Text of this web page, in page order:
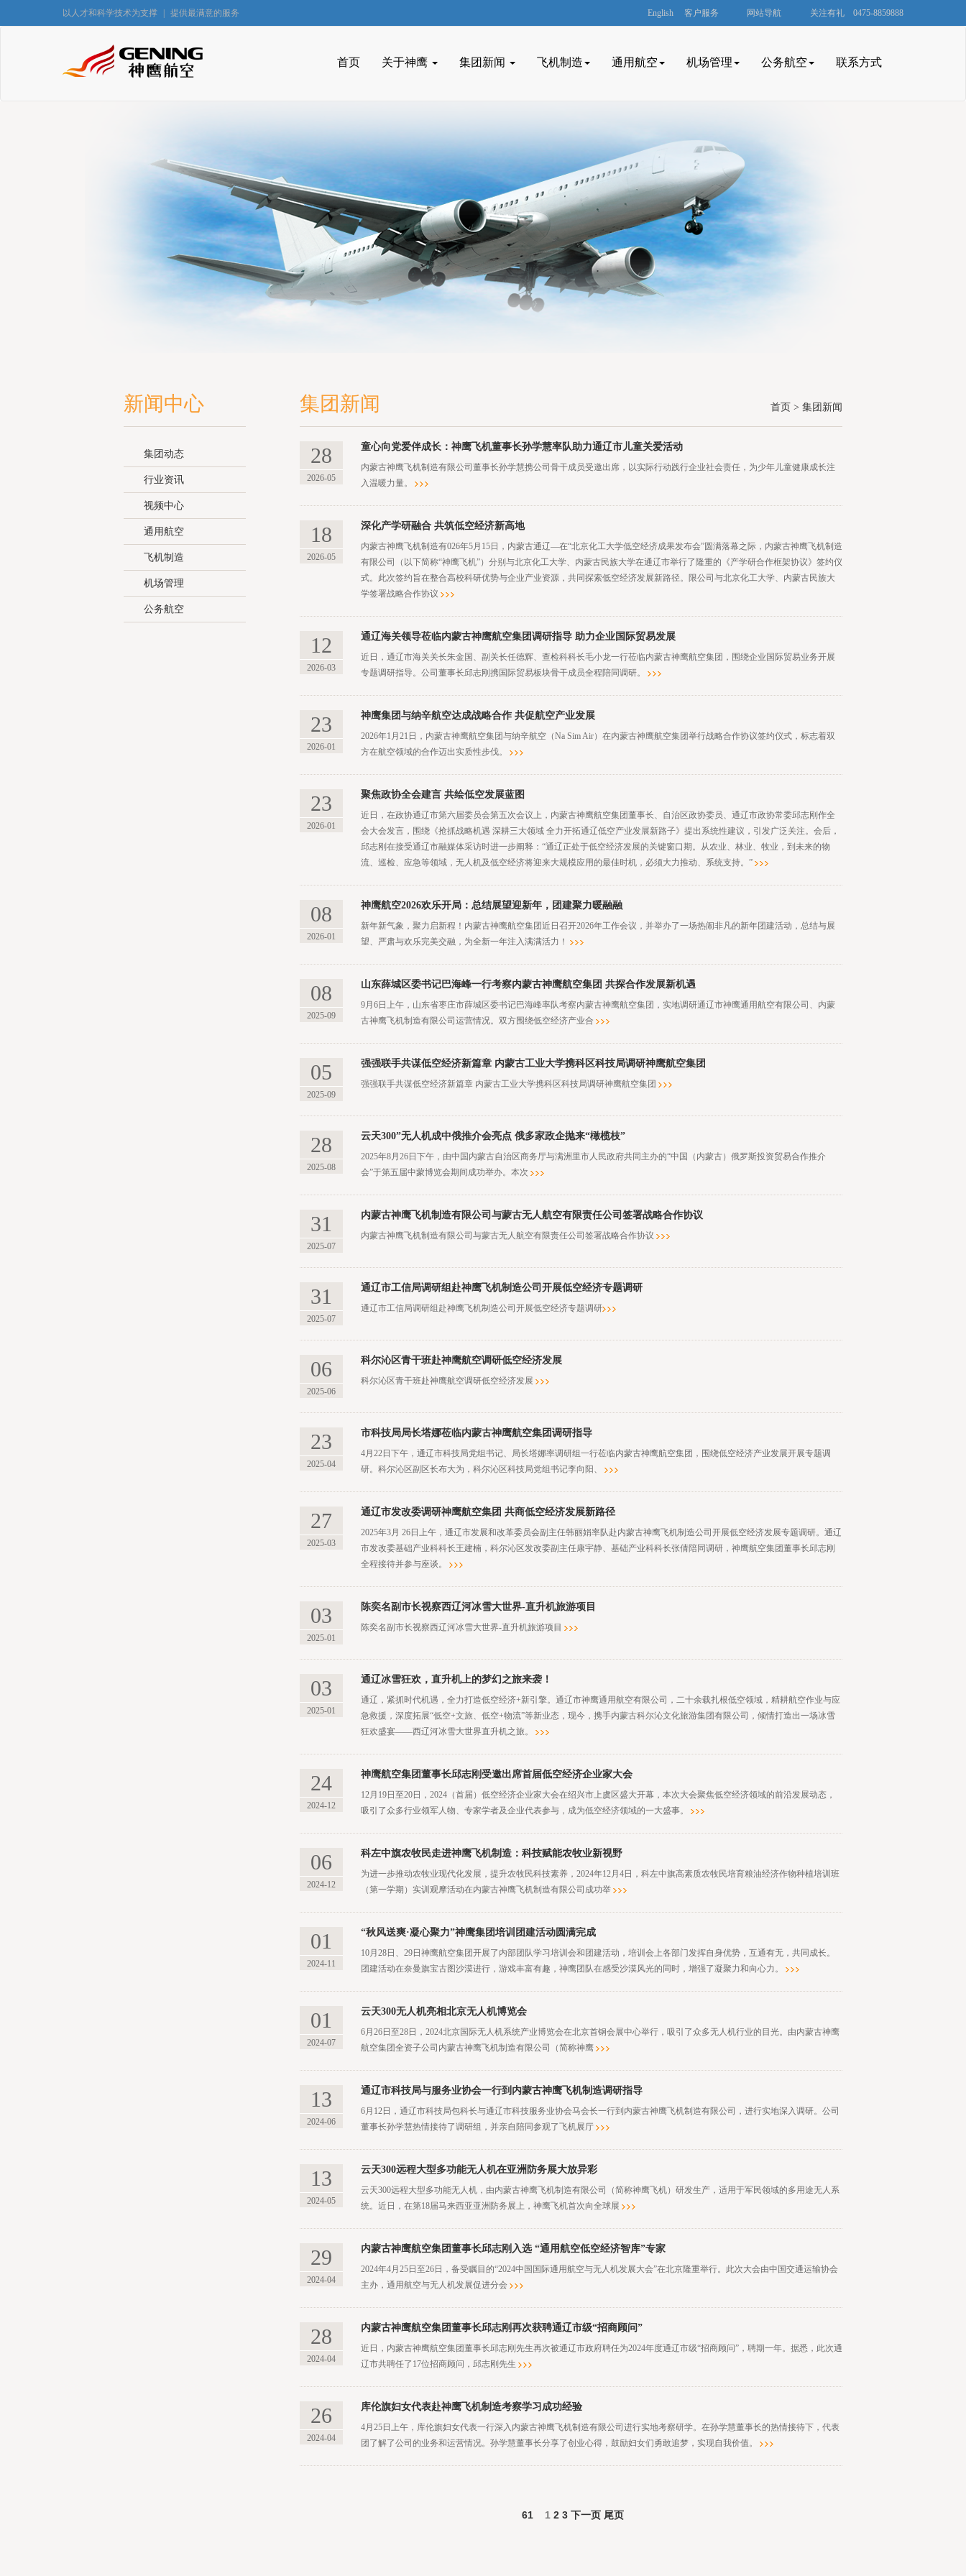
以人才和科学技术为支撑 提供最满意的服务 English 客户服务
客服热线 0475-8859888
网站导航
通用航空
SY-200
BELL407
更多服务
机场管理网
更多服务
更多服务
关注有礼 0475-8859888
首页 关于神鹰 集团新闻 飞机制造 通用航空 机场管理 公务航空 联系方式
新闻中心
集团动态
行业资讯
视频中心
通用航空
飞机制造
机场管理
公务航空
集团新闻 首页 > 集团新闻
28
2026-05
童心向党爱伴成长：神鹰飞机董事长孙学慧率队助力通辽市儿童关爱活动
内蒙古神鹰飞机制造有限公司董事长孙学慧携公司骨干成员受邀出席，以实际行动践行企业社会责任，为少年儿童健康成长注
入温暖力量。
18
2026-05
深化产学研融合 共筑低空经济新高地
内蒙古神鹰飞机制造有026年5月15日，内蒙古通辽—在“北京化工大学低空经济成果发布会”圆满落幕之际，内蒙古神鹰飞机制造
有限公司（以下简称“神鹰飞机”）分别与北京化工大学、内蒙古民族大学在通辽市举行了隆重的《产学研合作框架协议》签约仪
式。此次签约旨在整合高校科研优势与企业产业资源，共同探索低空经济发展新路径。限公司与北京化工大学、内蒙古民族大
学签署战略合作协议
12
2026-03
通辽海关领导莅临内蒙古神鹰航空集团调研指导 助力企业国际贸易发展
近日，通辽市海关关长朱金国、副关长任德辉、查检科科长毛小龙一行莅临内蒙古神鹰航空集团，围绕企业国际贸易业务开展
专题调研指导。公司董事长邱志刚携国际贸易板块骨干成员全程陪同调研。
23
2026-01
神鹰集团与纳辛航空达成战略合作 共促航空产业发展
2026年1月21日，内蒙古神鹰航空集团与纳辛航空（Na Sim Air）在内蒙古神鹰航空集团举行战略合作协议签约仪式，标志着双
方在航空领域的合作迈出实质性步伐。
23
2026-01
聚焦政协全会建言 共绘低空发展蓝图
近日，在政协通辽市第六届委员会第五次会议上，内蒙古神鹰航空集团董事长、自治区政协委员、通辽市政协常委邱志刚作全
会大会发言，围绕《抢抓战略机遇 深耕三大领域 全力开拓通辽低空产业发展新路子》提出系统性建议，引发广泛关注。会后，
邱志刚在接受通辽市融媒体采访时进一步阐释：“通辽正处于低空经济发展的关键窗口期。从农业、林业、牧业，到未来的物
流、巡检、应急等领域，无人机及低空经济将迎来大规模应用的最佳时机，必须大力推动、系统支持。”
08
2026-01
神鹰航空2026欢乐开局：总结展望迎新年，团建聚力暖融融
新年新气象，聚力启新程！内蒙古神鹰航空集团近日召开2026年工作会议，并举办了一场热闹非凡的新年团建活动，总结与展
望、严肃与欢乐完美交融，为全新一年注入满满活力！
08
2025-09
山东薛城区委书记巴海峰一行考察内蒙古神鹰航空集团 共探合作发展新机遇
9月6日上午，山东省枣庄市薛城区委书记巴海峰率队考察内蒙古神鹰航空集团，实地调研通辽市神鹰通用航空有限公司、内蒙
古神鹰飞机制造有限公司运营情况。双方围绕低空经济产业合
05
2025-09
强强联手共谋低空经济新篇章 内蒙古工业大学携科区科技局调研神鹰航空集团
强强联手共谋低空经济新篇章 内蒙古工业大学携科区科技局调研神鹰航空集团
28
2025-08
云天300”无人机成中俄推介会亮点 俄多家政企抛来“橄榄枝”
2025年8月26日下午，由中国内蒙古自治区商务厅与满洲里市人民政府共同主办的“中国（内蒙古）俄罗斯投资贸易合作推介
会”于第五届中蒙博览会期间成功举办。本次
31
2025-07
内蒙古神鹰飞机制造有限公司与蒙古无人航空有限责任公司签署战略合作协议
内蒙古神鹰飞机制造有限公司与蒙古无人航空有限责任公司签署战略合作协议
31
2025-07
通辽市工信局调研组赴神鹰飞机制造公司开展低空经济专题调研​
通辽市工信局调研组赴神鹰飞机制造公司开展低空经济专题调研​
06
2025-06
科尔沁区青干班赴神鹰航空调研低空经济发展
科尔沁区青干班赴神鹰航空调研低空经济发展
23
2025-04
市科技局局长塔娜莅临内蒙古神鹰航空集团调研指导
4月22日下午，通辽市科技局党组书记、局长塔娜率调研组一行莅临内蒙古神鹰航空集团，围绕低空经济产业发展开展专题调
研。科尔沁区副区长布大为，科尔沁区科技局党组书记李向阳、
27
2025-03
通辽市发改委调研神鹰航空集团 共商低空经济发展新路径
2025年3月 26日上午，通辽市发展和改革委员会副主任韩丽娟率队赴内蒙古神鹰飞机制造公司开展低空经济发展专题调研。通辽
市发改委基础产业科科长王建楠，科尔沁区发改委副主任康宇静、基础产业科科长张倩陪同调研，神鹰航空集团董事长邱志刚
全程接待并参与座谈。
03
2025-01
陈奕名副市长视察西辽河冰雪大世界-直升机旅游项目
陈奕名副市长视察西辽河冰雪大世界-直升机旅游项目
03
2025-01
通辽冰雪狂欢，直升机上的梦幻之旅来袭！
通辽，紧抓时代机遇，全力打造低空经济+新引擎。通辽市神鹰通用航空有限公司，二十余载扎根低空领域，精耕航空作业与应
急救援，深度拓展“低空+文旅、低空+物流”等新业态，现今，携手内蒙古科尔沁文化旅游集团有限公司，倾情打造出一场冰雪
狂欢盛宴——西辽河冰雪大世界直升机之旅。
24
2024-12
神鹰航空集团董事长邱志刚受邀出席首届低空经济企业家大会
12月19日至20日，2024（首届）低空经济企业家大会在绍兴市上虞区盛大开幕，本次大会聚焦低空经济领域的前沿发展动态，
吸引了众多行业领军人物、专家学者及企业代表参与，成为低空经济领域的一大盛事。
06
2024-12
科左中旗农牧民走进神鹰飞机制造：科技赋能农牧业新视野
为进一步推动农牧业现代化发展，提升农牧民科技素养，2024年12月4日，科左中旗高素质农牧民培育粮油经济作物种植培训班
（第一学期）实训观摩活动在内蒙古神鹰飞机制造有限公司成功举
01
2024-11
“秋风送爽·凝心聚力”神鹰集团培训团建活动圆满完成
10月28日、29日神鹰航空集团开展了内部团队学习培训会和团建活动，培训会上各部门发挥自身优势，互通有无，共同成长。
团建活动在奈曼旗宝古图沙漠进行，游戏丰富有趣，神鹰团队在感受沙漠风光的同时，增强了凝聚力和向心力。
01
2024-07
云天300无人机亮相北京无人机博览会
6月26日至28日，2024北京国际无人机系统产业博览会在北京首钢会展中心举行，吸引了众多无人机行业的目光。由内蒙古神鹰
航空集团全资子公司内蒙古神鹰飞机制造有限公司（简称神鹰
13
2024-06
通辽市科技局与服务业协会一行到内蒙古神鹰飞机制造调研指导
6月12日，通辽市科技局包科长与通辽市科技服务业协会马会长一行到内蒙古神鹰飞机制造有限公司，进行实地深入调研。公司
董事长孙学慧热情接待了调研组，并亲自陪同参观了飞机展厅
13
2024-05
云天300远程大型多功能无人机在亚洲防务展大放异彩
云天300远程大型多功能无人机，由内蒙古神鹰飞机制造有限公司（简称神鹰飞机）研发生产，适用于军民领域的多用途无人系
统。近日，在第18届马来西亚亚洲防务展上，神鹰飞机首次向全球展
29
2024-04
内蒙古神鹰航空集团董事长邱志刚入选 “通用航空低空经济智库”专家
2024年4月25日至26日，备受瞩目的“2024中国国际通用航空与无人机发展大会”在北京隆重举行。此次大会由中国交通运输协会
主办，通用航空与无人机发展促进分会
28
2024-04
内蒙古神鹰航空集团董事长邱志刚再次获聘通辽市级“招商顾问”
近日，内蒙古神鹰航空集团董事长邱志刚先生再次被通辽市政府聘任为2024年度通辽市级“招商顾问”，聘期一年。据悉，此次通
辽市共聘任了17位招商顾问，邱志刚先生
26
2024-04
库伦旗妇女代表赴神鹰飞机制造考察学习成功经验
4月25日上午，库伦旗妇女代表一行深入内蒙古神鹰飞机制造有限公司进行实地考察研学。在孙学慧董事长的热情接待下，代表
团了解了公司的业务和运营情况。孙学慧董事长分享了创业心得，鼓励妇女们勇敢追梦，实现自我价值。
61 1 2 3 下一页 尾页